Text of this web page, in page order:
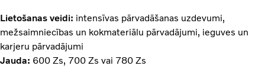
Lietošanas veidi: intensīvas pārvadāšanas uzdevumi,
mežsaimniecības un kokmateriālu pārvadājumi, ieguves un
karjeru pārvadājumi
Jauda: 600 Zs, 700 Zs vai 780 Zs